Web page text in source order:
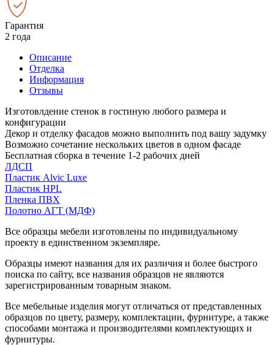
Гарантия
2 года
Описание
Отделка
Информация
Отзывы
Изготовлдение стенок в гостиную любого размера и
конфигурации
Декор и отделку фасадов можно выполнить под вашу задумку
Возможно сочетание нескольких цветов в одном фасаде
Бесплатная сборка в течение 1-2 рабочих дней
ЛДСП
Пластик Alvic Luxe
Пластик HPL
Пленка ПВХ
Полотно АГТ (МДФ)
Все образцы мебели изготовлены по индивидуальному
проекту в единственном экземпляре.
Образцы имеют названия для их различия и более быстрого
поиска по сайту, все названия образцов не являются
зарегистрированным товарным знаком.
Все мебельные изделия могут отличаться от представленных
образцов по цвету, размеру, комплектации, фурнитуре, а также
способами монтажа и производителями комплектующих и
фурнитуры.